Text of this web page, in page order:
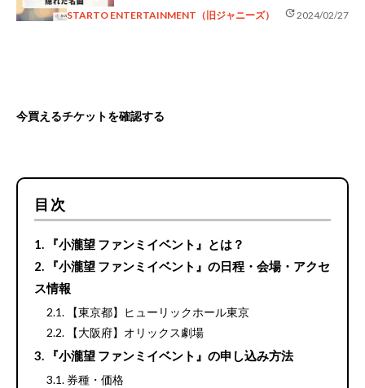
STARTO ENTERTAINMENT（旧ジャニーズ） update2024/02/27
今買えるチケットを確認する
目次
『小瀧望 ファンミイベント』とは？
『小瀧望 ファンミイベント』の日程・会場・アクセ
ス情報
【東京都】ヒューリックホール東京
【大阪府】オリックス劇場
『小瀧望 ファンミイベント』の申し込み方法
券種・価格